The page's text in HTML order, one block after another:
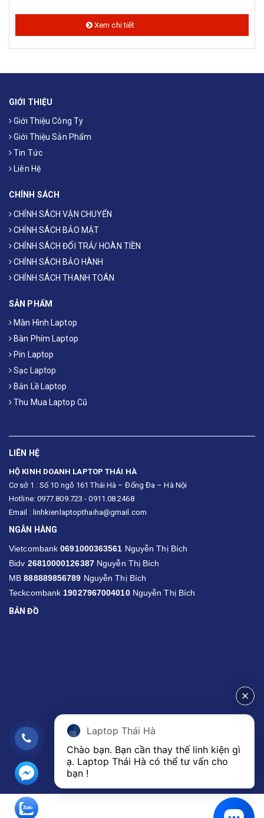
Xem chi tiết
GIỚI THIỆU
Giới Thiệu Công Ty
Giới Thiệu Sản Phẩm
Tin Tức
Liên Hệ
CHÍNH SÁCH
CHÍNH SÁCH VẬN CHUYỂN
CHÍNH SÁCH BẢO MẬT
CHÍNH SÁCH ĐỔI TRẢ/ HOÀN TIỀN
CHÍNH SÁCH BẢO HÀNH
CHÍNH SÁCH THANH TOÁN
SẢN PHẨM
Màn Hình Laptop
Bàn Phím Laptop
Pin Laptop
Sạc Laptop
Bản Lề Laptop
Thu Mua Laptop Cũ
LIÊN HỆ
HỘ KINH DOANH LAPTOP THÁI HÀ
Cơ sở 1 : Số 10 ngõ 161 Thái Hà – Đống Đa – Hà Nội
Hotline: 0977.809.723 - 0911.08.2468
Email : linhkienlaptopthaiha@gmail.com
NGÂN HÀNG
Vietcombank0691000363561 Nguyễn Thị Bích
Bidv 26810000126387Nguyễn Thị Bích
MB888889856789 Nguyễn Thị Bích
Teckcombank 19027967004010Nguyễn Thị Bích
BẢN ĐỒ
Laptop Thái Hà
Chào bạn. Bạn cần thay thế linh kiện gì
ạ. Laptop Thái Hà có thể tư vấn cho
bạn !